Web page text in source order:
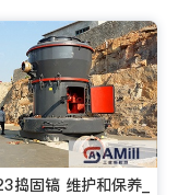
捣固镐 维护和保养_